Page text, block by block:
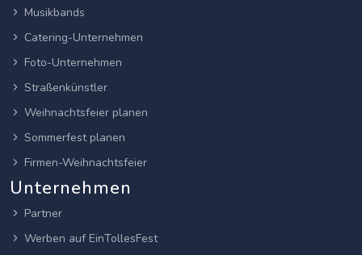
Musikbands
Catering-Unternehmen
Foto-Unternehmen
Straßenkünstler
Weihnachtsfeier planen
Sommerfest planen
Firmen-Weihnachtsfeier
Unternehmen
Partner
Werben auf EinTollesFest